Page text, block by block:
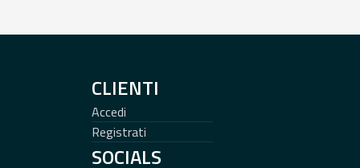
CLIENTI
Accedi
Registrati
SOCIALS